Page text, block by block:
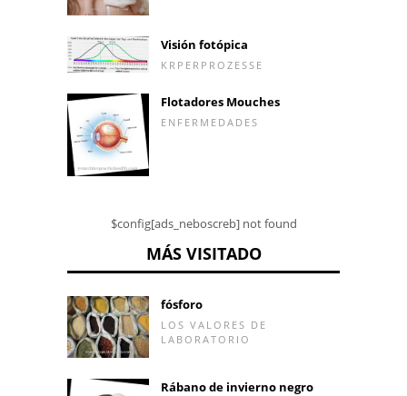
Visión fotópica
KRPERPROZESSE
Flotadores Mouches
ENFERMEDADES
$config[ads_neboscreb] not found
MÁS VISITADO
fósforo
LOS VALORES DE
LABORATORIO
Rábano de invierno negro